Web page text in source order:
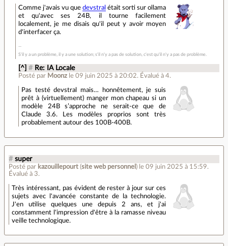
Comme j'avais vu que devstral était sorti sur ollama
et qu'avec ses 24B, il tourne facilement
localement, je me disais qu'il peut y avoir moyen
d'interfacer ça.
S'il y a un problème, il y a une solution; s'il n'y a pas de solution, c'est qu'il n'y a pas de problème.
[^] # Re: IA Locale
Posté par Moonz le 09 juin 2025 à 20:02. Évalué à4.
Pas testé devstral mais… honnêtement, je suis
prêt à (virtuellement) manger mon chapeau si un
modèle 24B s’approche ne serait-ce que de
Claude 3.6. Les modèles proprios sont très
probablement autour des 100B-400B.
# super
Posté par kazouillepourt (site web personnel ) le 09 juin 2025 à 15:59.
Évalué à 3.
Très intéressant, pas évident de rester à jour sur ces
sujets avec l'avancée constante de la technologie.
J'en utilise quelques une depuis 2 ans, et j'ai
constamment l'impression d'être à la ramasse niveau
veille technologique.